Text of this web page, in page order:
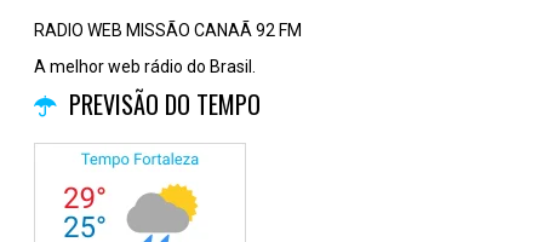
RADIO WEB MISSÃO CANAÃ 92 FM
A melhor web rádio do Brasil.
PREVISÃO DO TEMPO